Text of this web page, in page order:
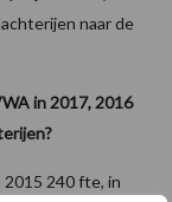
naar de
in 2017, 2016
240 fte, in